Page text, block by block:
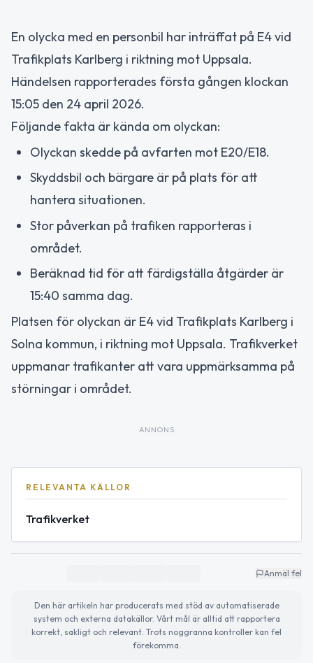
En olycka med en personbil har inträffat på E4 vid
Trafikplats Karlberg i riktning mot Uppsala.
Händelsen rapporterades första gången klockan
15:05 den 24 april 2026.
Följande fakta är kända om olyckan:
Olyckan skedde på avfarten mot E20/E18.
Skyddsbil och bärgare är på plats för att
hantera situationen.
Stor påverkan på trafiken rapporteras i
området.
Beräknad tid för att färdigställa åtgärder är
15:40 samma dag.
Platsen för olyckan är E4 vid Trafikplats Karlberg i
Solna kommun, i riktning mot Uppsala. Trafikverket
uppmanar trafikanter att vara uppmärksamma på
störningar i området.
ANNONS
RELEVANTA KÄLLOR
Trafikverket
Anmäl fel
Den här artikeln har producerats med stöd av automatiserade
system och externa datakällor. Vårt mål är alltid att rapportera
korrekt, sakligt och relevant. Trots noggranna kontroller kan fel
förekomma.